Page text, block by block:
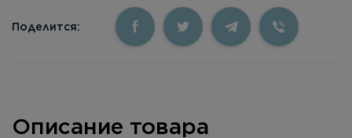
Поделится:
Описание товара